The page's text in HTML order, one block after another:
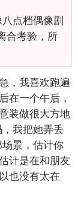
点档偶像剧
合考验，所
，我喜欢跑遍
在一个午后，
装做很大方地
我把她弄丢
景，估计你
计是在和朋友
也没有太在